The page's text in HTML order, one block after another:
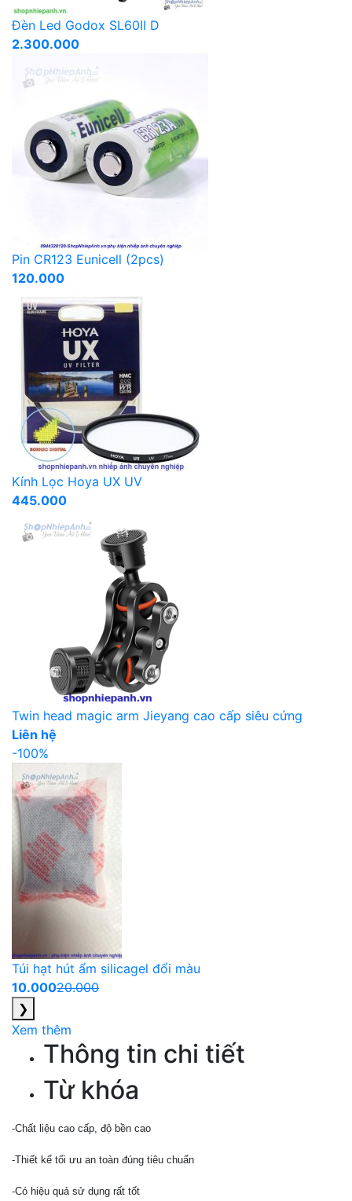
Đèn Led Godox SL60II D
2.300.000
Pin CR123 Eunicell (2pcs)
120.000
Kính Lọc Hoya UX UV
445.000
Twin head magic arm Jieyang cao cấp siêu cứng
Liên hệ
-100%
Túi hạt hút ẩm silicagel đổi màu
10.00020.000
❯
Xem thêm
Thông tin chi tiết
Từ khóa
-Chất liệu cao cấp, độ bền cao
-Thiết kế tối ưu an toàn đúng tiêu chuẩn
-Có hiệu quả sử dụng rất tốt